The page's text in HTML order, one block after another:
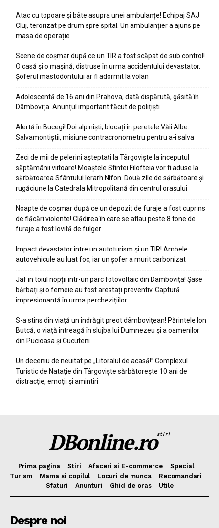
Atac cu topoare și bâte asupra unei ambulanțe! Echipaj SAJ
Cluj, terorizat pe drum spre spital. Un ambulanțier a ajuns pe
masa de operație
Scene de coșmar după ce un TIR a fost scăpat de sub control!
O casă și o mașină, distruse în urma accidentului devastator.
Șoferul mastodontului ar fi adormit la volan
Adolescentă de 16 ani din Prahova, dată dispărută, găsită în
Dâmbovița. Anunțul important făcut de polițiști
Alertă în Bucegi! Doi alpiniști, blocați în peretele Văii Albe.
Salvamontiștii, misiune contracronometru pentru a-i salva
Zeci de mii de pelerini așteptați la Târgoviște la începutul
săptămânii viitoare! Moaștele Sfintei Filofteia vor fi aduse la
sărbătoarea Sfântului Ierarh Nifon. Două zile de sărbătoare și
rugăciune la Catedrala Mitropolitană din centrul orașului
Noapte de coșmar după ce un depozit de furaje a fost cuprins
de flăcări violente! Clădirea în care se aflau peste 8 tone de
furaje a fost lovită de fulger
Impact devastator între un autoturism și un TIR! Ambele
autovehicule au luat foc, iar un șofer a murit carbonizat
Jaf în toiul nopții într-un parc fotovoltaic din Dâmbovița! Șase
bărbați și o femeie au fost arestați preventiv. Captură
impresionantă în urma perchezițiilor
S-a stins din viață un îndrăgit preot dâmbovițean! Părintele Ion
Butcă, o viață întreagă în slujba lui Dumnezeu și a oamenilor
din Pucioasa și Cucuteni
Un deceniu de neuitat pe „Litoralul de acasă!” Complexul
Turistic de Natație din Târgoviște sărbătorește 10 ani de
distracție, emoții și amintiri
DBonline.rostiri
Prima pagina Stiri Afaceri si E-commerce
Special
Turism
Mama si copilul Locuri de munca
Recomandari
Sfaturi
Anunturi Ghid de oras Utile
Despre noi